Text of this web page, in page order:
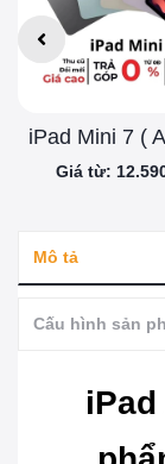
Giá từ:
Mô tả
Cấu hình sản
iPad